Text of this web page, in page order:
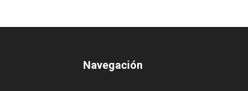
Navegación